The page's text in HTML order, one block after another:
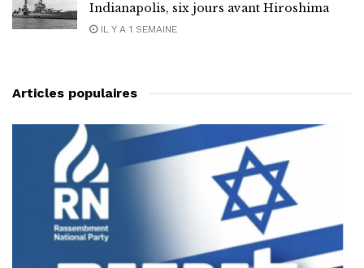
Indianapolis, six jours avant Hiroshima
IL Y A 1 SEMAINE
Articles populaires